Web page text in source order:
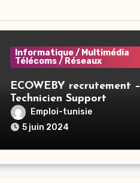
Informatique / Multimédia
Télécoms / Réseaux
ECOWEBY recrutement –
Technicien Support
Informatique Niv 1 et 2 –
Tunis
Emploi-tunisie
5 juin 2024